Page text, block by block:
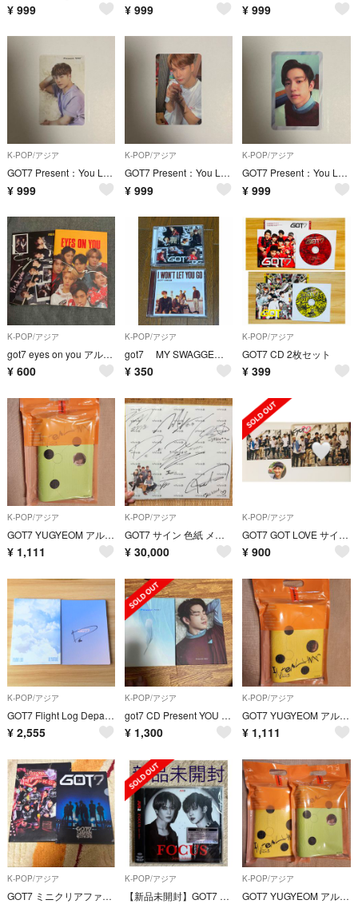
¥ 999 ¥ 999 ¥ 999
K-POP/アジア
GOT7 Present：You Lullaby ジャクソン クリア トレカ
¥ 999
K-POP/アジア
GOT7 Present：You Lullaby ジャクソン トレカ
¥ 999
K-POP/アジア
GOT7 Present：You Lullaby ジニョン トレカ
¥ 999
K-POP/アジア
got7 eyes on you アルバム ２種セット
¥ 600
K-POP/アジア
got7 MY SWAGGEとl won't let you go
¥ 350
K-POP/アジア
GOT7 CD 2枚セット
¥ 399
K-POP/アジア
GOT7 YUGYEOM アルバム
¥ 1,111
K-POP/アジア
GOT7 サイン 色紙 メンバー全員 直筆
¥ 30,000
K-POP/アジア
GOT7 GOT LOVE サイン入りCD ベンベン bembem ディスクなし
¥ 900
K-POP/アジア
GOT7 Flight Log Departure sign CD
¥ 2,555
K-POP/アジア
got7 CD Present YOU ジニョンバージョン
¥ 1,300
K-POP/アジア
GOT7 YUGYEOM アルバム
¥ 1,111
K-POP/アジア
GOT7 ミニクリアファイル＆A4クリアファイル
K-POP/アジア
【新品未開封】GOT7 FOCUS-Japan Edition 通常盤 初回仕様
K-POP/アジア
GOT7 YUGYEOM アルバム